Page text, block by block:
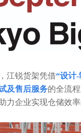
江锐货架凭借“设计-
及售后服务的全流
力企业实现仓储效率